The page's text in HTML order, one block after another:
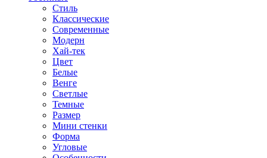
Стиль
Классические
Современные
Модерн
Хай-тек
Цвет
Белые
Венге
Светлые
Темные
Размер
Мини стенки
Форма
Угловые